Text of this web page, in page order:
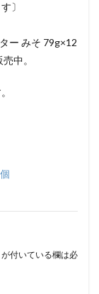
〕
ー みそ 79g×12
中。
が付いている欄は必